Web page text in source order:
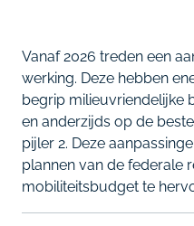
Vanaf 2026 treden een
werking. Deze hebben
begrip milieuvriendelijke
en anderzijds op de
pijler 2. Deze
plannen van de federale
mobiliteitsbudget te